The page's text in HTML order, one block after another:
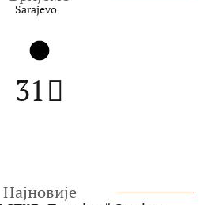
Sarajevo
31
Најновије